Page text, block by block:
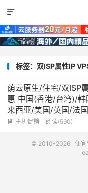

标签：双ISP属性IP
荫云原生/住宅/双ISP
惠 中国(香港/台湾)/
来西亚/美国/英国/法
房
 主机促销 阅读(590)
© 2010-2026 便